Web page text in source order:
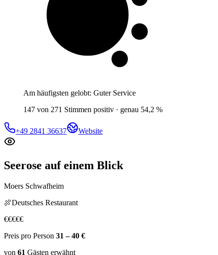
Am häufigsten gelobt: Guter Service
147 von 271 Stimmen positiv · genau 54,2 %
+49 2841 36637 Website
Seerose auf einem Blick
Moers Schwafheim
🍖Deutsches Restaurant
€€€€€
Preis pro Person 31 – 40 €
von 61 Gästen erwähnt